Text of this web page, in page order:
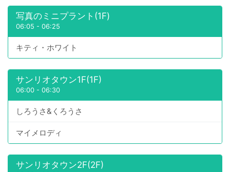
写真のミニプラント(1F)
06:05 - 06:25
キティ・ホワイト
サンリオタウン1F(1F)
06:00 - 06:30
しろうさ&くろうさ
マイメロディ
サンリオタウン2F(2F)